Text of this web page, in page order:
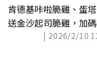
肯德基咔啦脆雞、蛋
送金沙起司脆雞，加
| 2026/2/10